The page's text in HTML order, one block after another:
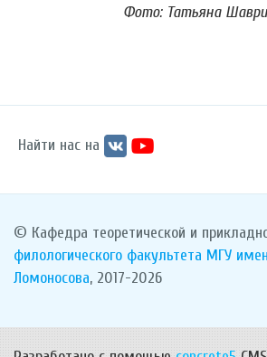
Фото: Татьяна
Найти нас на
© Кафедра теоретической и
филологического факультета МГУ
Ломоносова, 2017-2026